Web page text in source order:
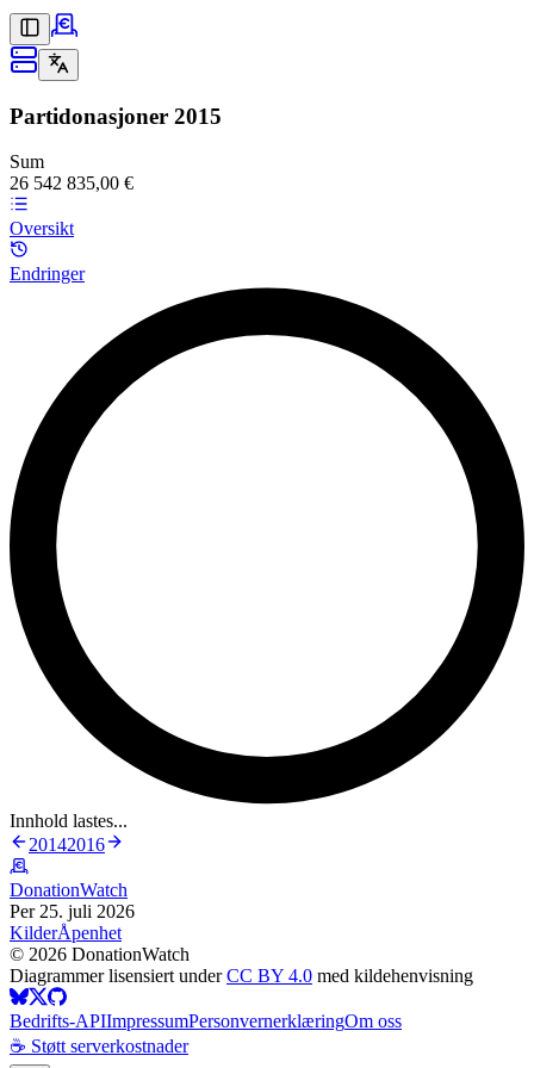
Partidonasjoner 2015
Sum
26 542 835,00 €
Oversikt
Endringer
Innhold lastes...
20142016
DonationWatch
Per 25. juli 2026
KilderÅpenhet
© 2026 DonationWatch
Diagrammer lisensiert underCC BY 4.0 med kildehenvisning
Bedrifts-APIImpressumPersonvernerklæringOm oss
☕ Støtt serverkostnader